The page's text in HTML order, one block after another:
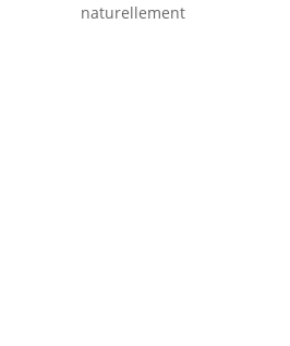
naturellement